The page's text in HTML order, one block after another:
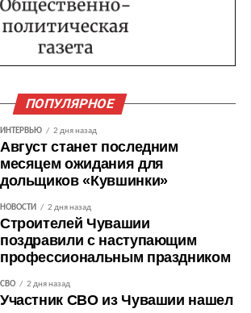
ПОПУЛЯРНОЕ
ИНТЕРВЬЮ 2 дня назад
Август станет последним
месяцем ожидания для
дольщиков «Кувшинки»
НОВОСТИ 2 дня назад
Строителей Чувашии
поздравили с наступающим
профессиональным праздником
СВО 2 дня назад
Участник СВО из Чувашии нашел